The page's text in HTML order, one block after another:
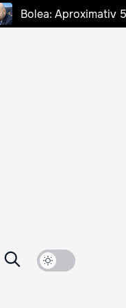
Bolea: Aproximativ